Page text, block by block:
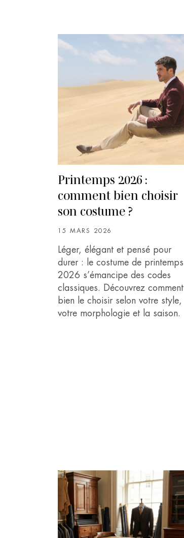
Printemps 2026 :
comment bien choisir
son costume ?
15 MARS 2026
Léger, élégant et pensé pour
durer : le costume de printemps
2026 s’émancipe des codes
classiques. Découvrez comment
bien le choisir selon votre style,
votre morphologie et la saison.